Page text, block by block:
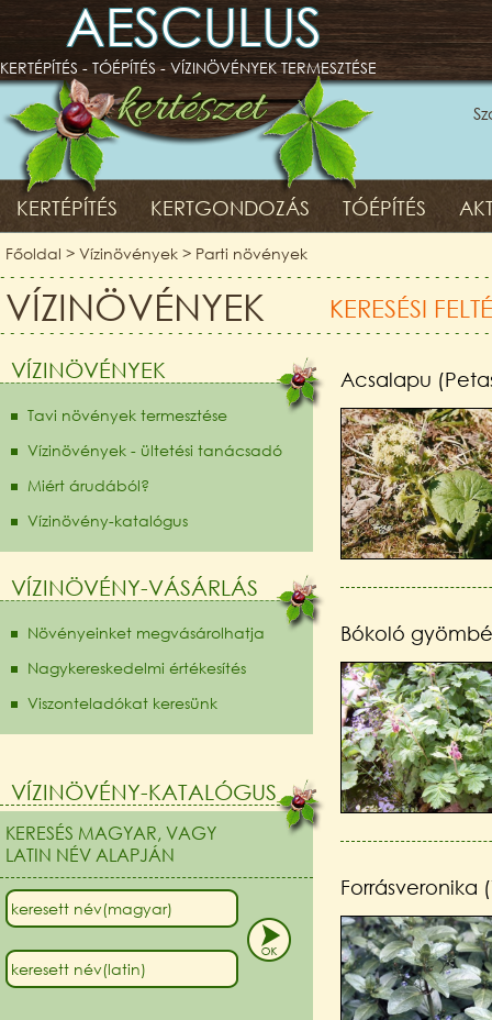
AESCULUS
KERTÉPÍTÉS - TÓÉPÍTÉS - VÍZINÖVÉNYEK TERMESZTÉSE
KERTÉPÍTÉS KERTGONDOZÁS TÓÉPÍTÉS
Főoldal > Vízinövények > Parti növények
VÍZINÖVÉNYEK KERESÉSI
VÍZINÖVÉNYEK
Tavi növények termesztése
Vízinövények - ültetési tanácsadó
Miért árudából?
Vízinövény-katalógus
VÍZINÖVÉNY-VÁSÁRLÁS
Növényeinket megvásárolhatja
Nagykereskedelmi értékesítés
Viszonteladókat keresünk
VÍZINÖVÉNY-KATALÓGUS
KERESÉS MAGYAR, VAGY
LATIN NÉV ALAPJÁN
Acsalapu
Bókoló